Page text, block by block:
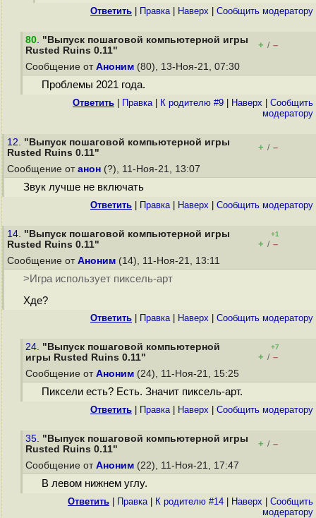
Ответить Правка| Наверх Cообщить модератору
80. "Выпуск пошаговой компьютерной игры
Rusted Ruins 0.11"
+ / –
Сообщение от Аноним (80), 13-Ноя-21, 07:30
Проблемы 2021 года.
Ответить Правка| К родителю #9 Наверх
Cообщить
модератору
12. "Выпуск пошаговой компьютерной игры
Rusted Ruins 0.11"
+ / –
Сообщение от анон (?), 11-Ноя-21, 13:07
Звук лучше не включать
Ответить Правка| Наверх Cообщить модератору
14. "Выпуск пошаговой компьютерной игры
Rusted Ruins 0.11"
+1
+ / –
Сообщение от Аноним (14), 11-Ноя-21, 13:11
>Игра использует пиксель-арт
Хде?
Ответить Правка| Наверх Cообщить модератору
24. "Выпуск пошаговой компьютерной
игры Rusted Ruins 0.11"
+7
+ / –
Сообщение от Аноним (24), 11-Ноя-21, 15:25
Пиксели есть? Есть. Значит пиксель-арт.
Ответить Правка| Наверх Cообщить модератору
35. "Выпуск пошаговой компьютерной игры
Rusted Ruins 0.11"
+ / –
Сообщение от Аноним (22), 11-Ноя-21, 17:47
В левом нижнем углу.
Ответить Правка| К родителю #14 Наверх
Cообщить
модератору